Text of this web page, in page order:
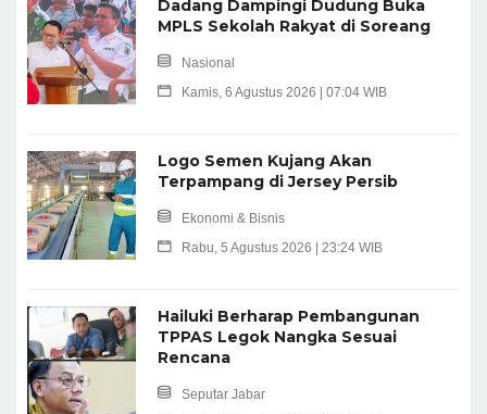
Dadang Dampingi Dudung Buka
MPLS Sekolah Rakyat di Soreang
Nasional
Kamis, 6 Agustus 2026 | 07:04 WIB
Logo Semen Kujang Akan
Terpampang di Jersey Persib
Ekonomi & Bisnis
Rabu, 5 Agustus 2026 | 23:24 WIB
Hailuki Berharap Pembangunan
TPPAS Legok Nangka Sesuai
Rencana
Seputar Jabar